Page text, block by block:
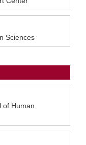
Sciences
of Human